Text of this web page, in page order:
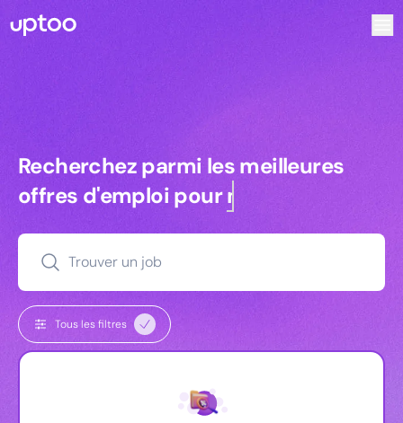
Recherchez parmi les meilleures
Recherchez parmi les meilleures
offres d'emploi pourmanagers
Trouver un job
Tous les filtres